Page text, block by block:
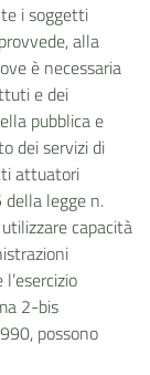
i soggetti
alla
è necessaria
e dei
pubblica e
dei servizi di
attuatori
della legge n.
capacità
2-bis
possono